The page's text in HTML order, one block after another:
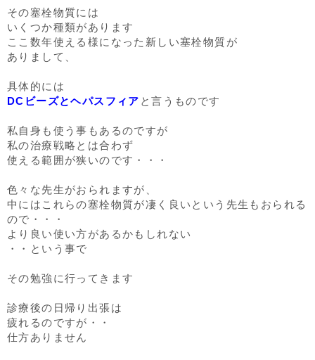
その塞栓物質には
いくつか種類があります
ここ数年使える様になった新しい塞栓物質が
ありまして、
具体的には
DCビーズとヘパスフィア と言うものです
私自身も使う事もあるのですが
私の治療戦略とは合わず
使える範囲が狭いのです・・・
色々な先生がおられますが、
中にはこれらの塞栓物質が凄く良いという先生もおられる
ので・・・
より良い使い方があるかもしれない
・・という事で
その勉強に行ってきます
診療後の日帰り出張は
疲れるのですが・・
仕方ありません